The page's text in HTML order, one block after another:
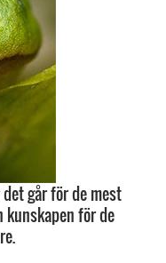
går för de mest
kunskapen för de